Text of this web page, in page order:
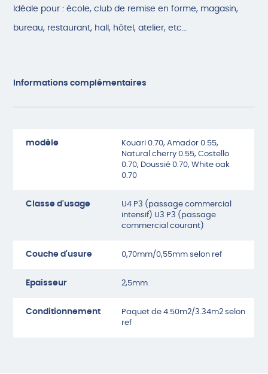
Idéale pour : école, club de remise en forme, magasin,
bureau, restaurant, hall, hôtel, atelier, etc…
Informations complémentaires
modèle
Kouari 0.70, Amador 0.55,
Natural cherry 0.55, Costello
0.70, Doussié 0.70, White oak
0.70
Classe d'usage
U4 P3 (passage commercial
intensif) U3 P3 (passage
commercial courant)
Couche d'usure 0,70mm/0,55mm selon ref
Epaisseur 2,5mm
Conditionnement
Paquet de 4.50m2/3.34m2 selon
ref